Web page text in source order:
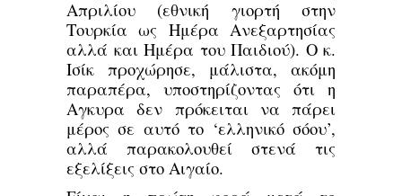
Απριλίου (εθνική γιορτή στην
Τουρκία ως Ημέρα Ανεξαρτησίας
αλλά και Ημέρα του Παιδιού). Ο κ.
Ισίκ προχώρησε, μάλιστα, ακόμη
παραπέρα, υποστηρίζοντας ότι η
Αγκυρα δεν πρόκειται να πάρει
μέρος σε αυτό το ‘ελληνικό σόου’,
αλλά παρακολουθεί στενά τις
εξελίξεις στο Αιγαίο.